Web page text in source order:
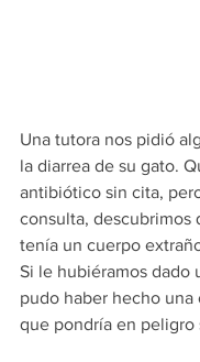
Una tutora nos pidió
la diarrea de su gato.
antibiótico sin cita,
consulta, descubrimos
tenía un cuerpo
Si le hubiéramos dado
pudo haber hecho
que pondría en peligro